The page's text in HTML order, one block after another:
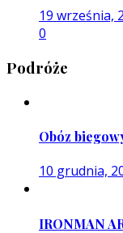
19 września,
0
Podróże
Obóz
10 grudnia,
IRONMAN